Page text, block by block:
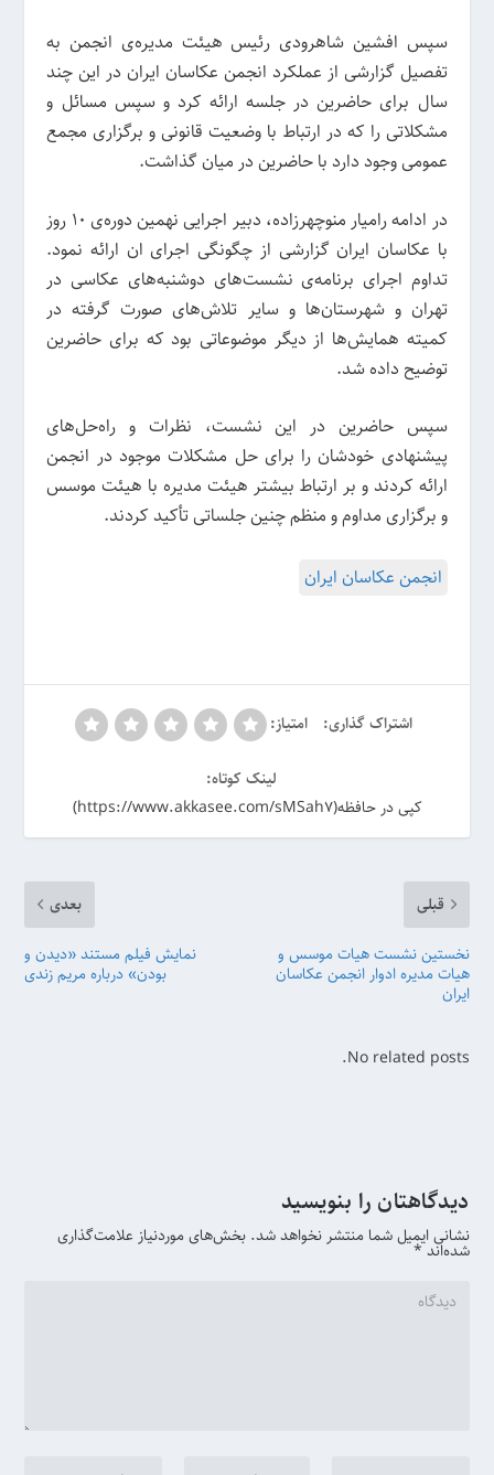
سپس افشین شاهرودی رئیس هیئت مدیره‌ی انجمن به
تفصیل گزارشی از عملکرد انجمن عکاسان ایران در این چند
سال برای حاضرین در جلسه ارائه کرد و سپس مسائل و
مشکلاتی را که در ارتباط با وضعیت قانونی و برگزاری مجمع
عمومی وجود دارد با حاضرین در میان گذاشت.
در ادامه رامیار منوچهرزاده،‌ دبیر اجرایی نهمین دوره‌ی ۱۰ روز
با عکاسان ایران گزارشی از چگونگی اجرای ان ارائه نمود.
تداوم اجرای برنامه‌ی نشست‌های دوشنبه‌های عکاسی در
تهران و شهرستان‌ها و سایر تلاش‌های صورت گرفته در
کمیته همایش‌ها از دیگر موضوعاتی بود که برای حاضرین
توضیح داده شد.
سپس حاضرین در این نشست، نظرات و راه‌حل‌های
پیشنهادی خودشان را برای حل مشکلات موجود در انجمن
ارائه کردند و بر ارتباط بیشتر هیئت مدیره‌ با هیئت موسس
و برگزاری مداوم و منظم چنین جلساتی تأکید کردند.
انجمن عکاسان ایران
اشتراک گذاری: امتیاز:
لینک کوتاه:
کپی در حافظه(https://www.akkasee.com/sMSah7)
قبلی
نخستین نشست هیات موسس و
هیات مدیره ادوار انجمن عکاسان
ایران
بعدی
نمایش فیلم مستند «دیدن و
بودن» درباره مریم زندی
No related posts.
دیدگاهتان را بنویسید
نشانی ایمیل شما منتشر نخواهد شد. بخش‌های موردنیاز علامت‌گذاری
شده‌اند*